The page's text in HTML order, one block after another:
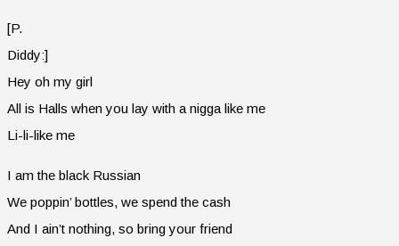
[P.
Diddy:]
Hey oh my girl
All is Halls when you lay with a nigga like me
Li-li-like me
I am the black Russian
We poppin’ bottles, we spend the cash
And I ain’t nothing, so bring your friend